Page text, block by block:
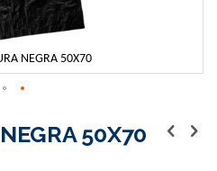
NEGRA 50X70
50X70